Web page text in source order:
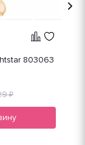
803063
₽